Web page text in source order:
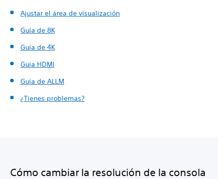
Ajustar el área de visualización
Guía de 8K
Guía de 4K
Guía HDMI
Guía de ALLM
¿Tienes problemas?
Cómo cambiar la resolución de la consola